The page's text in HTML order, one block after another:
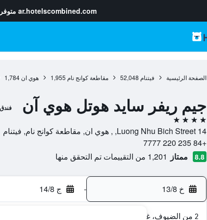
ar.hotelscombined.com
الصفحة الرئيسية فيتنام 52,048 مقاطعة كوانج نام 1,955 هوي ان 1,784
جيم ريفر سايد هوتل هوي آن فندق
4 نجوم
14 Luong Nhu Bich Street, , هوي ان, مقاطعة كوانج نام, فيتنام
+84 235 220 7777
8.8 ممتاز 1,201 من التقييمات تم التحقق منها
خ 13/8 - ج 14/8
2 من الضيوف، غرفة واحدة